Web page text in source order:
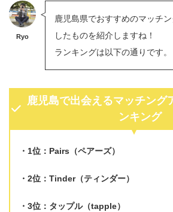
Ryo
鹿児島県でおすすめのマッチ
したものを紹介しますね！
ランキングは以下の通りです。
鹿児島で出会えるマッチング
ンキング
1位：Pairs（ペアーズ）
2位：Tinder（ティンダー）
3位：タップル（tapple）